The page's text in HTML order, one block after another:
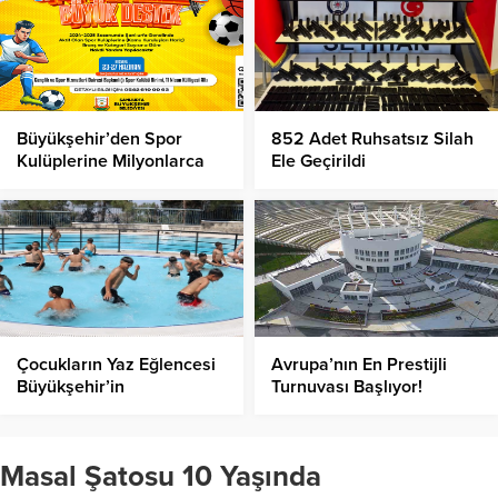
Büyükşehir’den Spor
Kulüplerine Milyonlarca
852 Adet Ruhsatsız Silah
Ele Geçirildi
Çocukların Yaz Eğlencesi
Büyükşehir’in
Avrupa’nın En Prestijli
Turnuvası Başlıyor!
Masal Şatosu 10 Yaşında